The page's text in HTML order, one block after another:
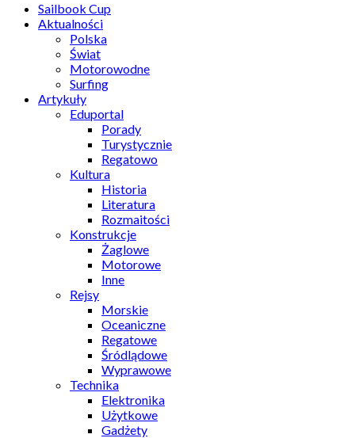
Sailbook Cup
Aktualności
Polska
Świat
Motorowodne
Surfing
Artykuły
Eduportal
Porady
Turystycznie
Regatowo
Kultura
Historia
Literatura
Rozmaitości
Konstrukcje
Żaglowe
Motorowe
Inne
Rejsy
Morskie
Oceaniczne
Regatowe
Śródlądowe
Wyprawowe
Technika
Elektronika
Użytkowe
Gadżety